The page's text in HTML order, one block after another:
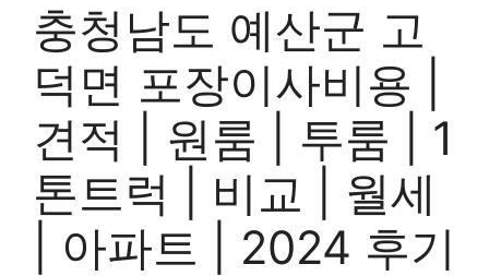
충청남도 예산군 고
덕면 포장이사비용 |
견적 | 원룸 | 투룸 | 1
톤트럭 | 비교 | 월세
| 아파트 | 2024 후기